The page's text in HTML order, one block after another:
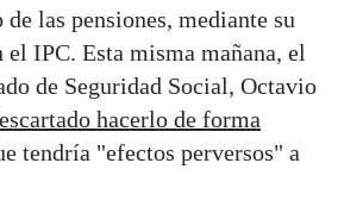
las pensiones, mediante su
IPC. Esta misma mañana, el
de Seguridad Social, Octavio
hacerlo de forma
tendría "efectos perversos" a